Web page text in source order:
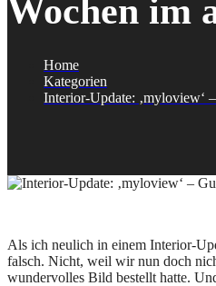
Wochen im
Home
Kategorien
Interior-Update: ‚myloview‘
Als ich neulich in einem Interior-
falsch. Nicht, weil wir nun doch
wundervolles Bild bestellt hatte.